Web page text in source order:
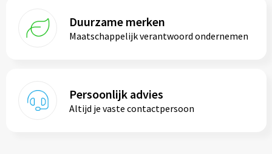
Duurzame merken
Maatschappelijk verantwoord ondernemen
Persoonlijk advies
Altijd je vaste contactpersoon